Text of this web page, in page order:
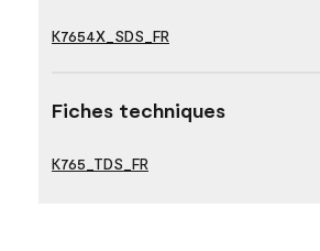
K7654X_SDS_FR
Fiches techniques
K765_TDS_FR